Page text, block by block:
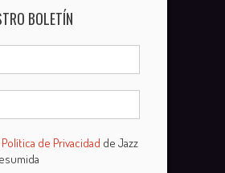
BOLETÍN
Política de Privacidad de Jazz